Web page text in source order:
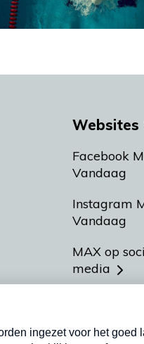
Websites
Facebook
Vandaag
Instagram
Vandaag
MAX op
media
Meldpunt